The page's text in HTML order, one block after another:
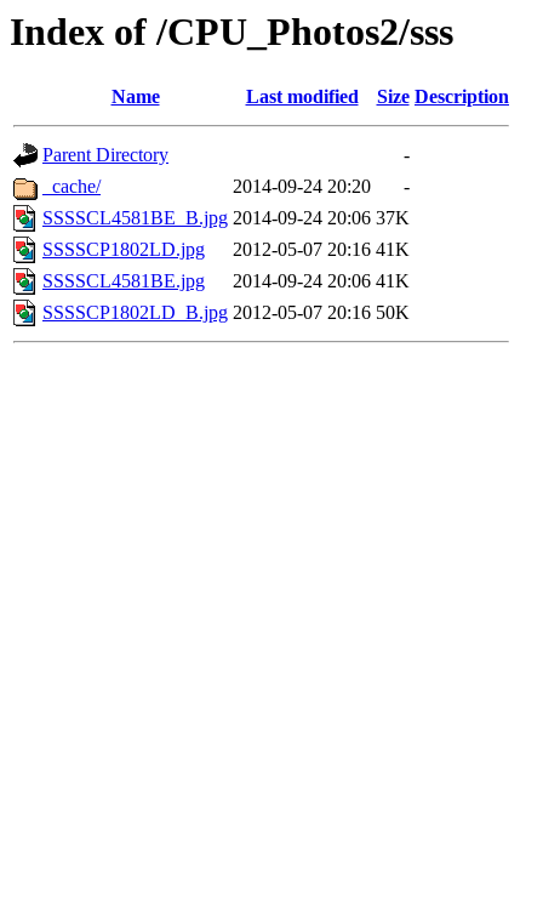
Index of /CPU_Photos2/sss
Name Last modified Size Description
Parent Directory
-
_cache/
2014-09-24 20:20
-
SSSSCL4581BE_B.jpg 2014-09-24 20:06 37K
SSSSCP1802LD.jpg
2012-05-07 20:16 41K
SSSSCL4581BE.jpg
2014-09-24 20:06 41K
SSSSCP1802LD_B.jpg 2012-05-07 20:16 50K